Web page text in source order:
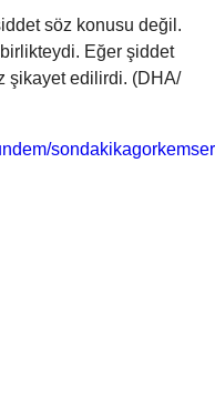
söz konusu değil.
birlikteydi. Eğer şiddet
şikayet edilirdi. (DHA/